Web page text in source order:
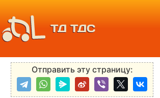
ТД ТДС
Отправить эту страницу: